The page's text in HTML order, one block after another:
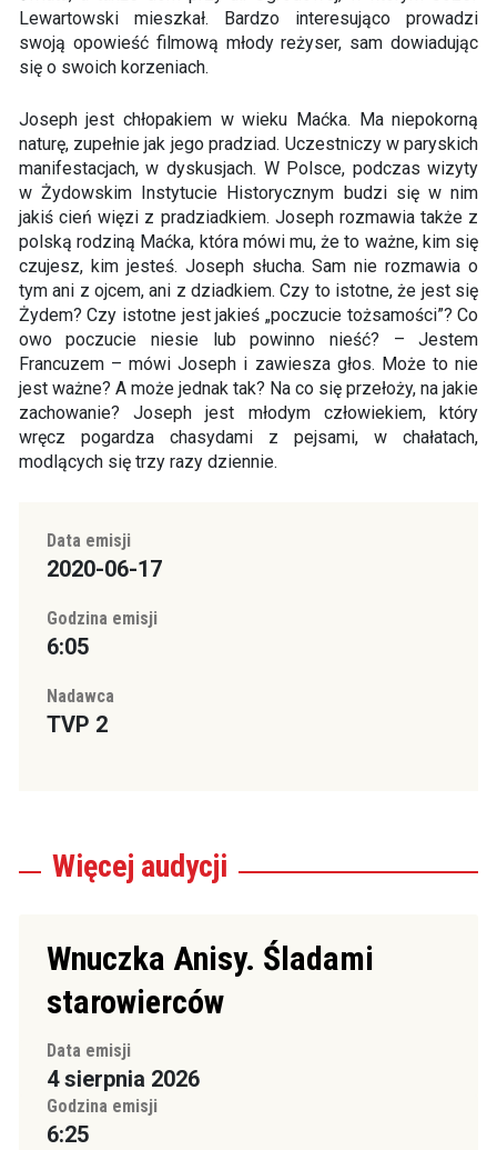
Lewartowski mieszkał. Bardzo interesująco prowadzi
swoją opowieść filmową młody reżyser, sam dowiadując
się o swoich korzeniach.
Joseph jest chłopakiem w wieku Maćka. Ma niepokorną
naturę, zupełnie jak jego pradziad. Uczestniczy w paryskich
manifestacjach, w dyskusjach. W Polsce, podczas wizyty
w Żydowskim Instytucie Historycznym budzi się w nim
jakiś cień więzi z pradziadkiem. Joseph rozmawia także z
polską rodziną Maćka, która mówi mu, że to ważne, kim się
czujesz, kim jesteś. Joseph słucha. Sam nie rozmawia o
tym ani z ojcem, ani z dziadkiem. Czy to istotne, że jest się
Żydem? Czy istotne jest jakieś „poczucie tożsamości”? Co
owo poczucie niesie lub powinno nieść? – Jestem
Francuzem – mówi Joseph i zawiesza głos. Może to nie
jest ważne? A może jednak tak? Na co się przełoży, na jakie
zachowanie? Joseph jest młodym człowiekiem, który
wręcz pogardza chasydami z pejsami, w chałatach,
modlących się trzy razy dziennie.
Data emisji
2020-06-17
Godzina emisji
6:05
Nadawca
TVP 2
Więcej audycji
Wnuczka Anisy. Śladami
starowierców
Data emisji
4 sierpnia 2026
Godzina emisji
6:25